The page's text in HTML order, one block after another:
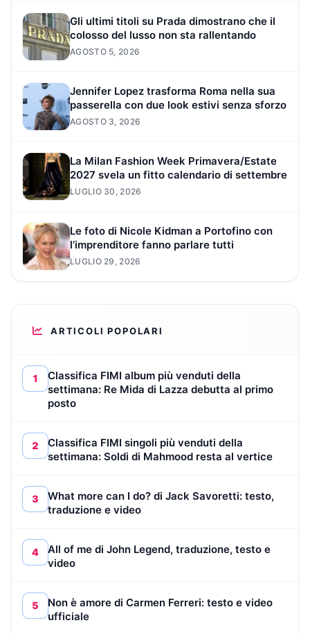
Gli ultimi titoli su Prada dimostrano che il
colosso del lusso non sta rallentando
AGOSTO 5, 2026
Jennifer Lopez trasforma Roma nella sua
passerella con due look estivi senza sforzo
AGOSTO 3, 2026
La Milan Fashion Week Primavera/Estate
2027 svela un fitto calendario di settembre
LUGLIO 30, 2026
Le foto di Nicole Kidman a Portofino con
l’imprenditore fanno parlare tutti
LUGLIO 29, 2026
ARTICOLI POPOLARI
1
Classifica FIMI album più venduti della
settimana: Re Mida di Lazza debutta al primo
posto
2
Classifica FIMI singoli più venduti della
settimana: Soldi di Mahmood resta al vertice
3
What more can I do? di Jack Savoretti: testo,
traduzione e video
4
All of me di John Legend, traduzione, testo e
video
5
Non è amore di Carmen Ferreri: testo e video
ufficiale